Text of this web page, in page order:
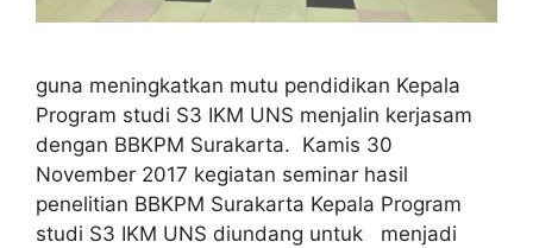
guna meningkatkan mutu pendidikan Kepala
Program studi S3 IKM UNS menjalin kerjasam
dengan BBKPM Surakarta. Kamis 30
November 2017 kegiatan seminar hasil
penelitian BBKPM Surakarta Kepala Program
studi S3 IKM UNS diundang untuk menjadi